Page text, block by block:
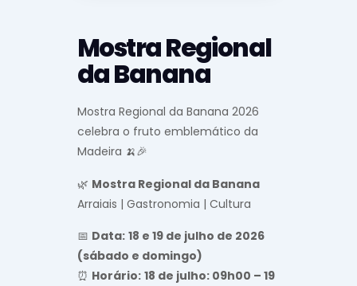
Mostra Regional
da Banana
Mostra Regional da Banana 2026
celebra o fruto emblemático da
Madeira 🍌🎉
🌿 Mostra Regional da Banana
Arraiais | Gastronomia | Cultura
📅 Data: 18 e 19 de julho de 2026
(sábado e domingo)
⏰ Horário: 18 de julho: 09h00 – 19